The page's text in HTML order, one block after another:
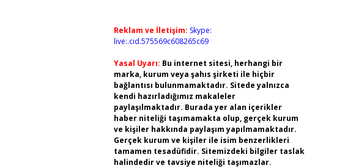
Reklam ve İletişim: Skype:
live:.cid.575569c608265c69
Yasal Uyarı: Bu internet sitesi, herhangi bir
marka, kurum veya şahıs şirketi ile hiçbir
bağlantısı bulunmamaktadır. Sitede yalnızca
kendi hazırladığımız makaleler
paylaşılmaktadır. Burada yer alan içerikler
haber niteliği taşımamakta olup, gerçek kurum
ve kişiler hakkında paylaşım yapılmamaktadır.
Gerçek kurum ve kişiler ile isim benzerlikleri
tamamen tesadüfidir. Sitemizdeki bilgiler taslak
halindedir ve tavsiye niteliği taşımazlar.